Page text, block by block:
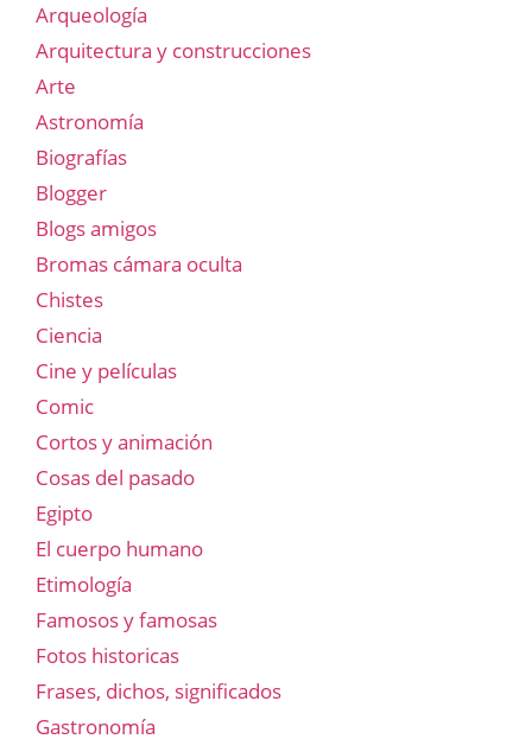
Arqueología
Arquitectura y construcciones
Arte
Astronomía
Biografías
Blogger
Blogs amigos
Bromas cámara oculta
Chistes
Ciencia
Cine y películas
Comic
Cortos y animación
Cosas del pasado
Egipto
El cuerpo humano
Etimología
Famosos y famosas
Fotos historicas
Frases, dichos, significados
Gastronomía